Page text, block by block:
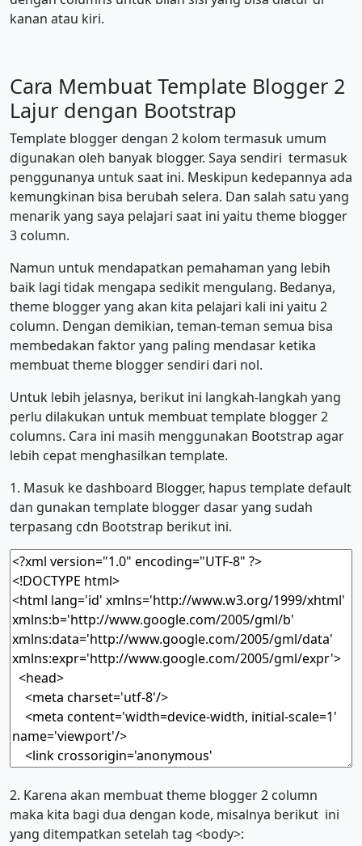
kanan atau kiri.
Cara Membuat Template Blogger 2
Lajur dengan Bootstrap
Template blogger dengan 2 kolom termasuk umum
digunakan oleh banyak blogger. Saya sendiri termasuk
penggunanya untuk saat ini. Meskipun kedepannya ada
kemungkinan bisa berubah selera. Dan salah satu yang
menarik yang saya pelajari saat ini yaitu theme blogger
3 column.
Namun untuk mendapatkan pemahaman yang lebih
baik lagi tidak mengapa sedikit mengulang. Bedanya,
theme blogger yang akan kita pelajari kali ini yaitu 2
column. Dengan demikian, teman-teman semua bisa
membedakan faktor yang paling mendasar ketika
membuat theme blogger sendiri dari nol.
Untuk lebih jelasnya, berikut ini langkah-langkah yang
perlu dilakukan untuk membuat template blogger 2
columns. Cara ini masih menggunakan Bootstrap agar
lebih cepat menghasilkan template.
1. Masuk ke dashboard Blogger, hapus template default
dan gunakan template blogger dasar yang sudah
terpasang cdn Bootstrap berikut ini.
2. Karena akan membuat theme blogger 2 column
maka kita bagi dua dengan kode, misalnya berikut ini
yang ditempatkan setelah tag <body>: